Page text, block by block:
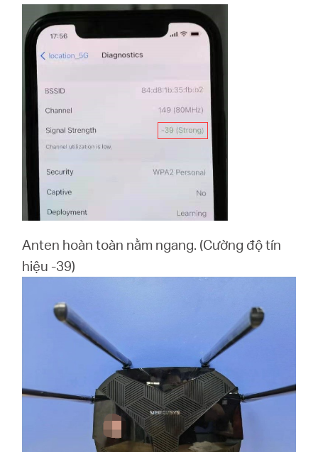
Anten hoàn toàn nằm ngang. (Cường độ tín
hiệu -39)